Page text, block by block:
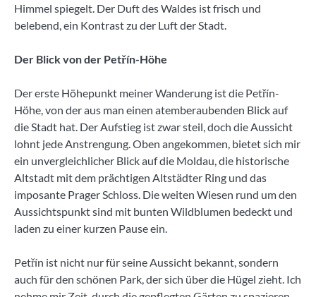
Himmel spiegelt. Der Duft des Waldes ist frisch und
belebend, ein Kontrast zu der Luft der Stadt.
Der Blick von der Petřín-Höhe
Der erste Höhepunkt meiner Wanderung ist die Petřín-
Höhe, von der aus man einen atemberaubenden Blick auf
die Stadt hat. Der Aufstieg ist zwar steil, doch die Aussicht
lohnt jede Anstrengung. Oben angekommen, bietet sich mir
ein unvergleichlicher Blick auf die Moldau, die historische
Altstadt mit dem prächtigen Altstädter Ring und das
imposante Prager Schloss. Die weiten Wiesen rund um den
Aussichtspunkt sind mit bunten Wildblumen bedeckt und
laden zu einer kurzen Pause ein.
Petřín ist nicht nur für seine Aussicht bekannt, sondern
auch für den schönen Park, der sich über die Hügel zieht. Ich